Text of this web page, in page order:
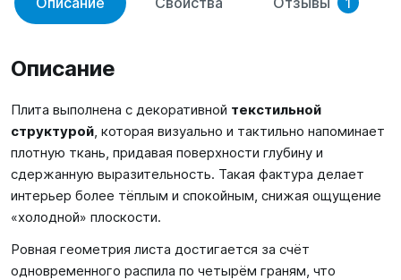
Описание
Плита выполнена с декоративной текстильной
структурой, которая визуально и тактильно напоминает
плотную ткань, придавая поверхности глубину и
сдержанную выразительность. Такая фактура делает
интерьер более тёплым и спокойным, снижая ощущение
«холодной» плоскости.
Ровная геометрия листа достигается за счёт
одновременного распила по четырём граням, что